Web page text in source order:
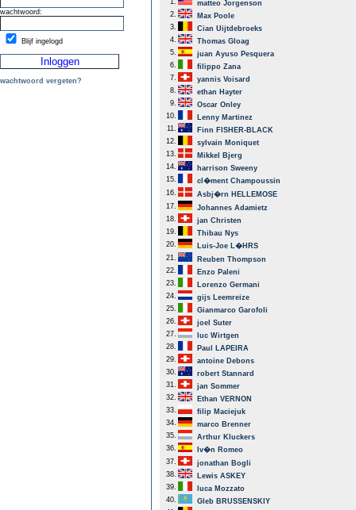
wachtwoord:
Blijf ingelogd
wachtwoord vergeten?
1.
matteo Jorgenson
2.
Max Poole
3.
Cian Uijtdebroeks
4.
Thomas Gloag
5.
juan Ayuso Pesquera
6.
filippo Zana
7.
yannis Voisard
8.
ethan Hayter
9.
Oscar Onley
10.
Lenny Martinez
11.
Finn FISHER-BLACK
12.
sylvain Moniquet
13.
Mikkel Bjerg
14.
harrison Sweeny
15.
cl�ment Champoussin
16.
Asbj�rn HELLEMOSE
17.
Johannes Adamietz
18.
jan Christen
19.
Thibau Nys
20.
Luis-Joe L�HRS
21.
Reuben Thompson
22.
Enzo Paleni
23.
Lorenzo Germani
24.
gijs Leemreize
25.
Gianmarco Garofoli
26.
joel Suter
27.
luc Wirtgen
28.
Paul LAPEIRA
29.
antoine Debons
30.
robert Stannard
31.
jan Sommer
32.
Ethan VERNON
33.
filip Maciejuk
34.
marco Brenner
35.
Arthur Kluckers
36.
Iv�n Romeo
37.
jonathan Bogli
38.
Lewis ASKEY
39.
luca Mozzato
40.
Gleb BRUSSENSKIY